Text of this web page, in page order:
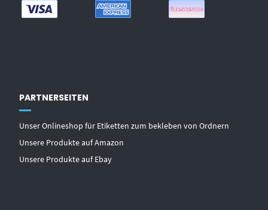
PARTNERSEITEN
Unser Onlineshop für Etiketten zum bekleben von Ordnern
Unsere Produkte auf Amazon
Unsere Produkte auf Ebay